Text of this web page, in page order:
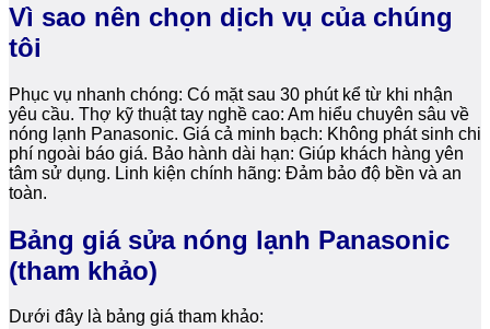
Vì sao nên chọn dịch vụ của chúng
tôi
Phục vụ nhanh chóng: Có mặt sau 30 phút kể từ khi nhận
yêu cầu. Thợ kỹ thuật tay nghề cao: Am hiểu chuyên sâu về
nóng lạnh Panasonic. Giá cả minh bạch: Không phát sinh chi
phí ngoài báo giá. Bảo hành dài hạn: Giúp khách hàng yên
tâm sử dụng. Linh kiện chính hãng: Đảm bảo độ bền và an
toàn.
Bảng giá sửa nóng lạnh Panasonic
(tham khảo)
Dưới đây là bảng giá tham khảo: